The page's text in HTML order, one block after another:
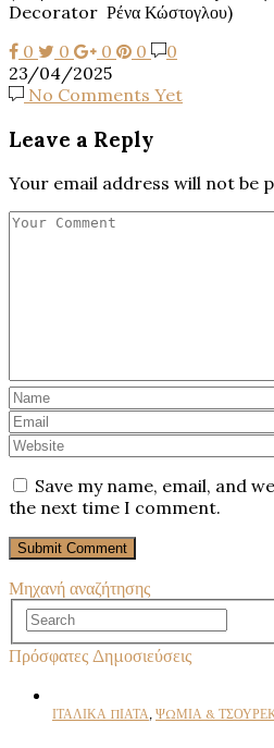
Decorator Ρένα Κώστογλου)
0
0 0 0
0
23/04/2025
No Comments Yet
Leave a Reply
Your email address will not be
Save my name, email, and
the next time I comment.
Μηχανή αναζήτησης
Πρόσφατες Δημοσιεύσεις
ΙΤΑΛΙΚΑ ΠΙΑΤΑ, ΨΩΜΙΑ &